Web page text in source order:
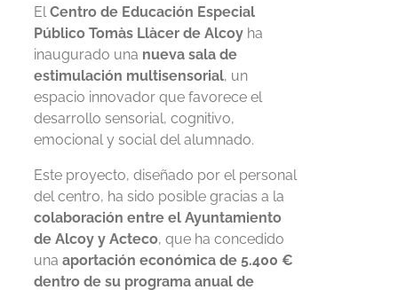
El Centro de Educación Especial
Público Tomàs Llàcer de Alcoy ha
inaugurado una nueva sala de
estimulación multisensorial, un
espacio innovador que favorece el
desarrollo sensorial, cognitivo,
emocional y social del alumnado.
Este proyecto, diseñado por el personal
del centro, ha sido posible gracias a la
colaboración entre el Ayuntamiento
de Alcoy y Acteco, que ha concedido
una aportación económica de 5.400 €
dentro de su programa anual de